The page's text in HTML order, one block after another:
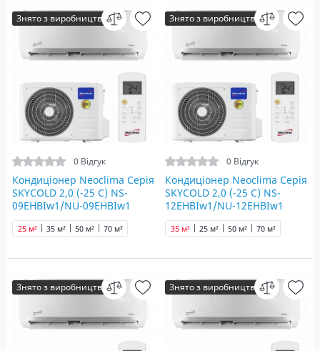
Знято з виробництва
0 Відгук
Кондиціонер Neoclima Серія
SKYCOLD 2,0 (-25 C) NS-
09EHBIw1/NU-09EHBIw1
25 м² 35 м² 50 м² 70 м²
Знято з виробництва
0 Відгук
Кондиціонер Neoclima Серія
SKYCOLD 2,0 (-25 C) NS-
12EHBIw1/NU-12EHBIw1
25 м²
35 м² 50 м² 70 м²
Знято з виробництва Знято з виробництва